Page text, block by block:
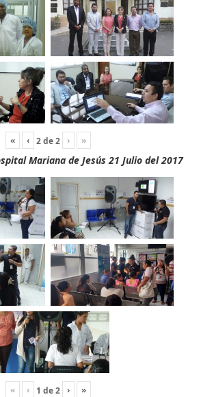
« ‹ 2de2 › »
Mariana de Jesús 21 Julio del 2017
« ‹ 1 de2 › »